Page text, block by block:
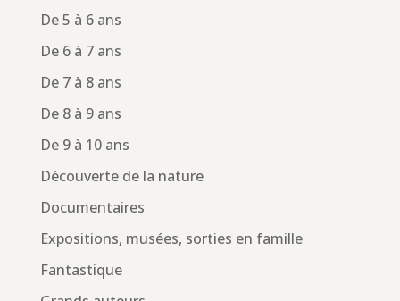
De 5 à 6 ans
De 6 à 7 ans
De 7 à 8 ans
De 8 à 9 ans
De 9 à 10 ans
Découverte de la nature
Documentaires
Expositions, musées, sorties en famille
Fantastique